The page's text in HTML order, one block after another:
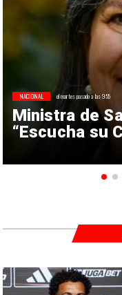
Ministra de
“Escucha su
NACIONAL el martes pasado a las 9:55